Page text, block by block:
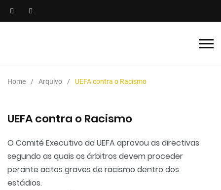
Home Arquivo UEFA contra o Racismo
UEFA contra o Racismo
O Comité Executivo da UEFA aprovou as directivas
segundo as quais os árbitros devem proceder
perante actos graves de racismo dentro dos
estádios.